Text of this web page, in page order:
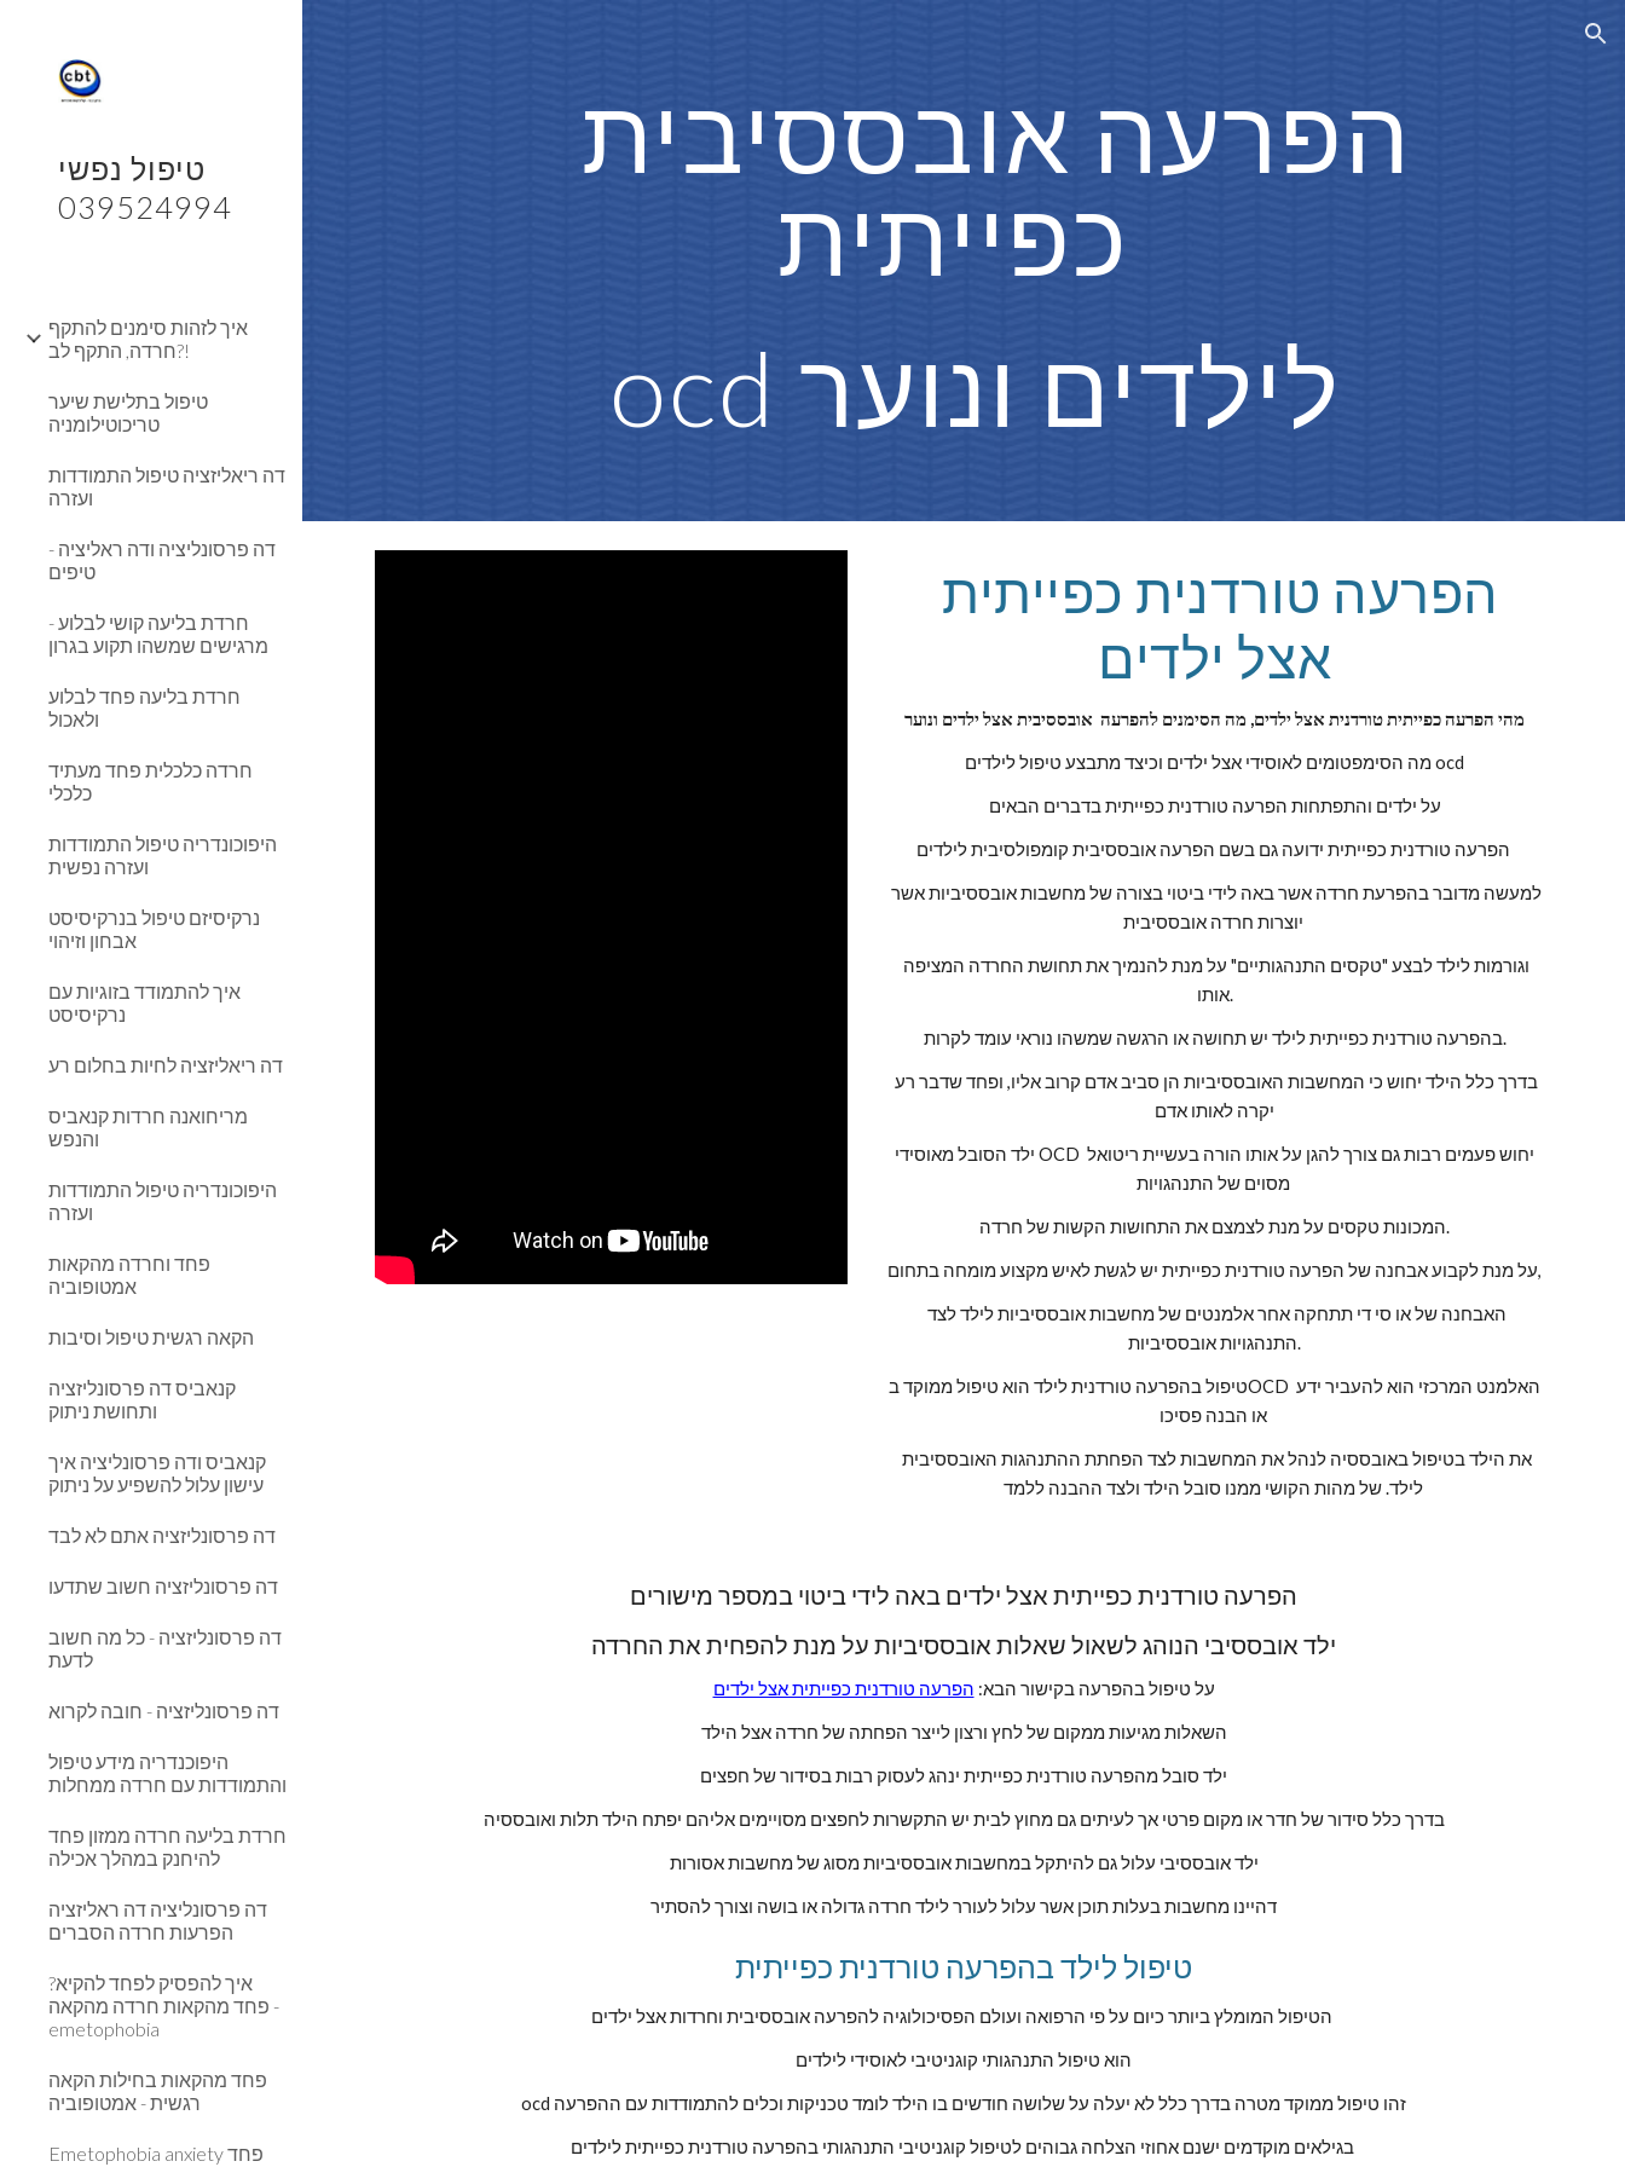
טיפול נפשי
039524994
איך לזהות סימנים להתקף
חרדה, התקף לב?!
טיפול בתלישת שיער
טריכוטילומניה
דה ריאליזציה טיפול התמודדות
ועזרה
דה פרסונליציה ודה ראליציה -
טיפים
חרדת בליעה קושי לבלוע -
מרגישים שמשהו תקוע בגרון
חרדת בליעה פחד לבלוע
ולאכול
חרדה כלכלית פחד מעתיד
כלכלי
היפוכונדריה טיפול התמודדות
ועזרה נפשית
נרקיסיזם טיפול בנרקיסיסט
אבחון וזיהוי
איך להתמודד בזוגיות עם
נרקיסיסט
דה ריאליזציה לחיות בחלום רע
מריחואנה חרדות קנאביס
והנפש
היפוכונדריה טיפול התמודדות
ועזרה
פחד וחרדה מהקאות
אמטופוביה
הקאה רגשית טיפול וסיבות
קנאביס דה פרסונליזציה
ותחושת ניתוק
קנאביס ודה פרסונליציה איך
עישון עלול להשפיע על ניתוק
דה פרסונליזציה אתם לא לבד
דה פרסונליזציה חשוב שתדעו
דה פרסונליזציה - כל מה חשוב
לדעת
דה פרסונליזציה - חובה לקרוא
היפוכנדריה מידע טיפול
והתמודדות עם חרדה ממחלות
חרדת בליעה חרדה ממזון פחד
להיחנק במהלך אכילה
דה פרסונליציה דה ראליזציה
הפרעות חרדה הסברים
איך להפסיק לפחד להקיא?
פחד מהקאות חרדה מהקאה -
emetophobia
פחד מהקאות בחילות הקאה
רגשית - אמטופוביה
Emetophobia anxiety פחד
ocd לילדים ונוער
אצל ילדים
מהי הפרעה כפייתית טורדנית אצל ילדים, מה הסימנים להפרעה  אובססיבית אצל ילדים ונוער
מה הסימפטומים לאוסידי אצל ילדים וכיצד מתבצע טיפול לילדים ocd
על ילדים והתפתחות הפרעה טורדנית כפייתית בדברים הבאים
למעשה מדובר בהפרעת חרדה אשר באה לידי ביטוי בצורה של מחשבות אובססיביות אשר
אותו.
בהפרעה טורדנית כפייתית לילד יש תחושה או הרגשה שמשהו נוראי עומד לקרות.
בדרך כלל הילד יחוש כי המחשבות האובססיביות הן סביב אדם קרוב אליו, ופחד שדבר רע
יקרה לאותו אדם
ילד הסובל מאוסידי OCD יחוש פעמים רבות גם צורך להגן על אותו הורה בעשיית ריטואל
מסוים של התנהגויות
המכונות טקסים על מנת לצמצם את התחושות הקשות של חרדה.
התנהגויות אובססיביות.
טיפול בהפרעה טורדנית לילד הוא טיפול ממוקד בOCD האלמנט המרכזי הוא להעביר ידע
או הבנה פסיכו
לילד. של מהות הקושי ממנו סובל הילד ולצד ההבנה ללמד
הפרעה טורדנית כפייתית אצל ילדים באה לידי ביטוי במספר מישורים
ילד אובססיבי הנוהג לשאול שאלות אובססיביות על מנת להפחית את החרדה
על טיפול בהפרעה בקישור הבא: הפרעה טורדנית כפייתית אצל ילדים
השאלות מגיעות ממקום של לחץ ורצון לייצר הפחתה של חרדה אצל הילד
ילד סובל מהפרעה טורדנית כפייתית ינהג לעסוק רבות בסידור של חפצים
בדרך כלל סידור של חדר או מקום פרטי אך לעיתים גם מחוץ לבית יש התקשרות לחפצים מסויימים אליהם יפתח הילד תלות ואובססיה
ילד אובססיבי עלול גם להיתקל במחשבות אובססיביות מסוג של מחשבות אסורות
דהיינו מחשבות בעלות תוכן אשר עלול לעורר לילד חרדה גדולה או בושה וצורך להסתיר
טיפול לילד בהפרעה טורדנית כפייתית
הוא טיפול התנהגותי קוגניטיבי לאוסידי לילדים
ocd זהו טיפול ממוקד מטרה בדרך כלל לא יעלה על שלושה חודשים בו הילד לומד טכניקות וכלים להתמודדות עם ההפרעה
בגילאים מוקדמים ישנם אחוזי הצלחה גבוהים לטיפול קוגניטיבי התנהגותי בהפרעה טורדנית כפייתית לילדים